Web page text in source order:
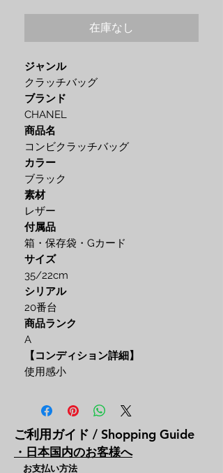
在庫なし
ジャンル
クラッチバッグ
ブランド
CHANEL
商品名
コンビクラッチバッグ
カラー
ブラック
素材
レザー
付属品
箱・保存袋・Gカード
サイズ
35/22cm
シリアル
20番台
商品ランク
A
【コンディション詳細】
使用感小
ご利用ガイド / Shopping Guide
・日本国内のお客様へ
お支払い方法